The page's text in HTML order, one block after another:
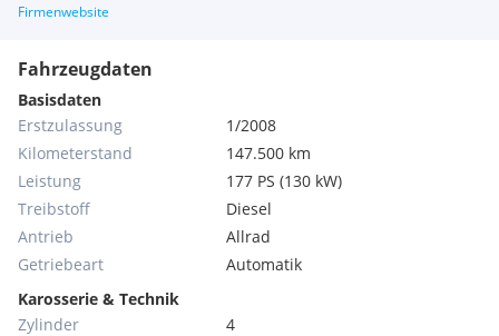
Firmenwebsite
Fahrzeugdaten
Basisdaten
Erstzulassung
1/2008
Kilometerstand
147.500 km
Leistung
177 PS (130 kW)
Treibstoff
Diesel
Antrieb
Allrad
Getriebeart
Automatik
Karosserie & Technik
Zylinder
4